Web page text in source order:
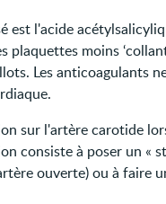
est l'acide
plaquettes moins
Les anticoagulants
sur l'artère carotide
consiste à poser un «
ouverte) ou à faire